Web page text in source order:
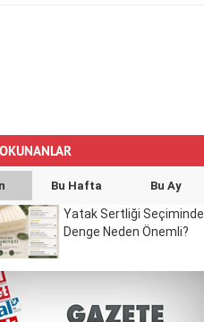
Bu Hafta Bu Ay
Yatak Sertliği Seçiminde
Denge Neden Önemli?